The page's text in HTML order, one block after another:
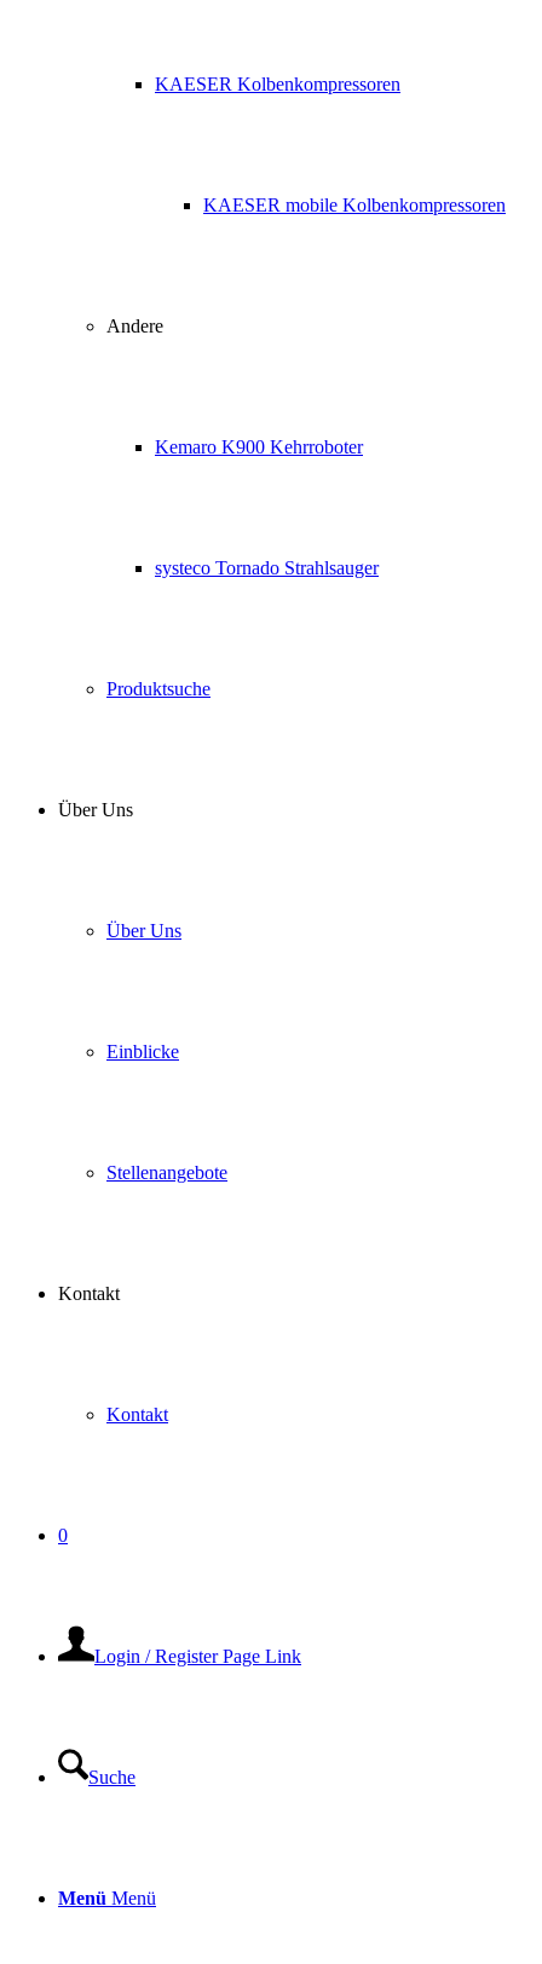
KAESER Kolbenkompressoren
KAESER mobile Kolbenkompressoren
Andere
Kemaro K900 Kehrroboter
systeco Tornado Strahlsauger
Produktsuche
Über Uns
Über Uns
Einblicke
Stellenangebote
Kontakt
Kontakt
0
Login / Register Page Link
Suche
Menü Menü